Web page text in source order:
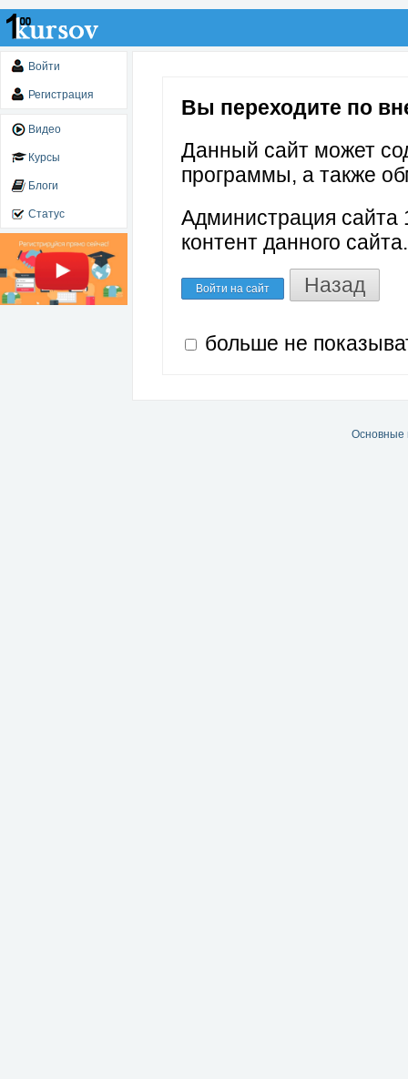
Войти
Регистрация
Видео
Курсы
Блоги
Статус
Вы переходите по
Данный сайт может
программы, а также
Администрация сайта
контент данного сайта.
Войти на сайт Назад
больше не
Основные